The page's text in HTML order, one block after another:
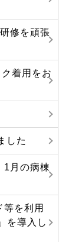
修を頑張
着用をお
した
1月の病棟
等を利用
を導入し